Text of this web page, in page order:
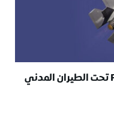
هل تخفت مقاتلات الإسرائيلية F-35 تحت الطيران المدني